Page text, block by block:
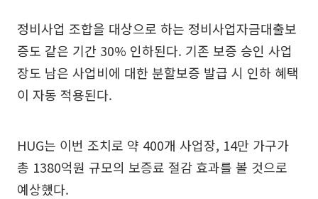
정비사업 조합을 대상으로 하는 정비사업자금대출보
증도 같은 기간 30% 인하된다. 기존 보증 승인 사업
장도 남은 사업비에 대한 분할보증 발급 시 인하 혜택
이 자동 적용된다.
HUG는 이번 조치로 약 400개 사업장, 14만 가구가
총 1380억원 규모의 보증료 절감 효과를 볼 것으로
예상했다.